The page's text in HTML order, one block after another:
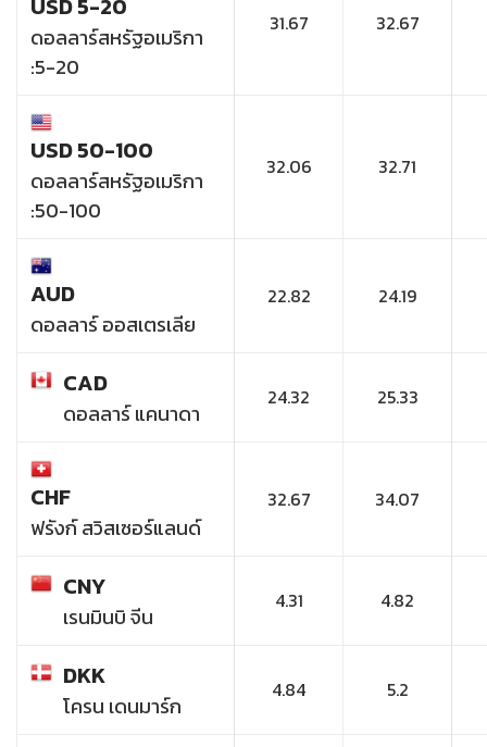
USD 5-20
ดอลลาร์สหรัฐอเมริกา
:5-20
31.67 32.67
USD 50-100
ดอลลาร์สหรัฐอเมริกา
:50-100
32.06 32.71
AUD
ดอลลาร์ ออสเตรเลีย
22.82 24.19
CAD
ดอลลาร์ แคนาดา
24.32 25.33
CHF
ฟรังก์ สวิสเซอร์แลนด์
32.67 34.07
CNY
เรนมินบิ จีน
4.31 4.82
DKK
โครน เดนมาร์ก
4.84 5.2